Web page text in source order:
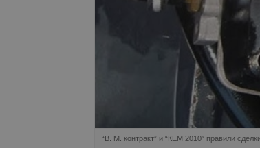
“В. М. контракт” и “КЕМ 2010” правили